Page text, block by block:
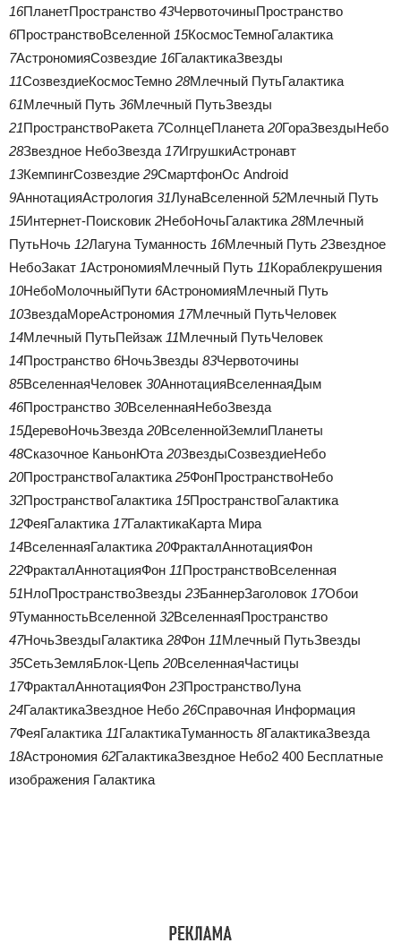
16ПланетПространство 43ЧервоточиныПространство
6ПространствоВселенной 15КосмосТемноГалактика
7АстрономияСозвездие 16ГалактикаЗвезды
11СозвездиеКосмосТемно 28Млечный ПутьГалактика
61Млечный Путь 36Млечный ПутьЗвезды
21ПространствоРакета 7СолнцеПланета 20ГораЗвездыНебо
28Звездное НебоЗвезда 17ИгрушкиАстронавт
13КемпингСозвездие 29СмартфонОс Android
9АннотацияАстрология 31ЛунаВселенной 52Млечный Путь
15Интернет-Поисковик 2НебоНочьГалактика 28Млечный
ПутьНочь 12Лагуна Туманность 16Млечный Путь 2Звездное
НебоЗакат 1АстрономияМлечный Путь 11Кораблекрушения
10НебоМолочныйПути 6АстрономияМлечный Путь
10ЗвездаМореАстрономия 17Млечный ПутьЧеловек
14Млечный ПутьПейзаж 11Млечный ПутьЧеловек
14Пространство 6НочьЗвезды 83Червоточины
85ВселеннаяЧеловек 30АннотацияВселеннаяДым
46Пространство 30ВселеннаяНебоЗвезда
15ДеревоНочьЗвезда 20ВселеннойЗемлиПланеты
48Сказочное КаньонЮта 20ЗвездыСозвездиеНебо
20ПространствоГалактика 25ФонПространствоНебо
32ПространствоГалактика 15ПространствоГалактика
12ФеяГалактика 17ГалактикаКарта Мира
14ВселеннаяГалактика 20ФракталАннотацияФон
22ФракталАннотацияФон 11ПространствоВселенная
51НлоПространствоЗвезды 23БаннерЗаголовок 17Обои
9ТуманностьВселенной 32ВселеннаяПространство
47НочьЗвездыГалактика 28Фон 11Млечный ПутьЗвезды
35СетьЗемляБлок-Цепь 20ВселеннаяЧастицы
17ФракталАннотацияФон 23ПространствоЛуна
24ГалактикаЗвездное Небо 26Справочная Информация
7ФеяГалактика 11ГалактикаТуманность 8ГалактикаЗвезда
18Астрономия 62ГалактикаЗвездное Небо2 400 Бесплатные
изображения Галактика